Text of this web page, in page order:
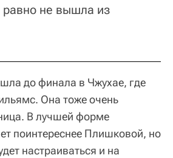
равно не вышла из
до финала в Чжухае, где
Она тоже очень
В лучшей форме
поинтереснее Плишковой, но
настраиваться и на